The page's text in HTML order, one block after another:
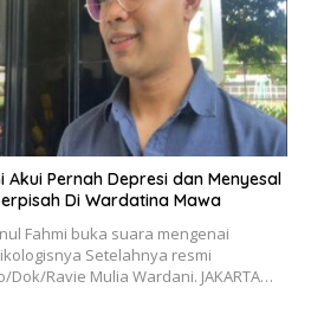
Akui Pernah Depresi dan Menyesal
Di Wardatina Mawa
Fahmi buka suara mengenai
Setelahnya resmi
Dok/Ravie Mulia Wardani. JAKARTA…